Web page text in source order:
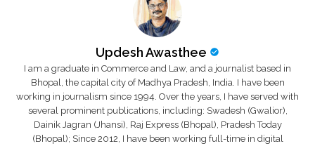
Updesh Awasthee
I am a graduate in Commerce and Law, and a journalist based in
Bhopal, the capital city of Madhya Pradesh, India. I have been
working in journalism since 1994. Over the years, I have served with
several prominent publications, including: Swadesh (Gwalior),
Dainik Jagran (Jhansi), Raj Express (Bhopal), Pradesh Today
(Bhopal); Since 2012, I have been working full-time in digital